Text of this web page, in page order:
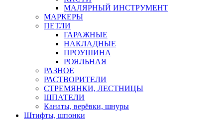
МАЛЯРНЫЙ ИНСТРУМЕНТ
МАРКЕРЫ
ПЕТЛИ
ГАРАЖНЫЕ
НАКЛАДНЫЕ
ПРОУШИНА
РОЯЛЬНАЯ
РАЗНОЕ
РАСТВОРИТЕЛИ
СТРЕМЯНКИ, ЛЕСТНИЦЫ
ШПАТЕЛИ
Канаты, верёвки, шнуры
Штифты, шпонки